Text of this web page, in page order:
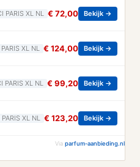
PARIS XL NL € 72,00 Bekijk →
XL NL € 124,00 Bekijk →
PARIS XL NL € 99,20 Bekijk →
PARIS XL NL € 123,20 Bekijk →
Via parfum-aanbieding.nl